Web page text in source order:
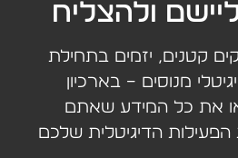
ולהצליח
קטנים, יזמים בתחילת
מנוסים – בארכיון
את כל המידע שאתם
הדיגיטלית שלכם